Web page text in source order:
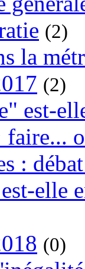
(2)
la
(2)
est-
:
elle
(0)